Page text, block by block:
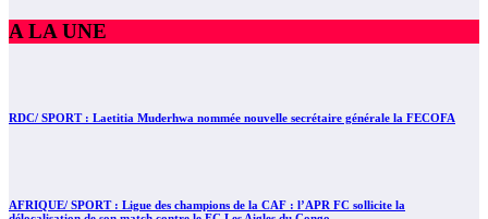
A LA UNE
RDC/ SPORT : Laetitia Muderhwa nommée nouvelle secrétaire générale la FECOFA
AFRIQUE/ SPORT : Ligue des champions de la CAF : l’APR FC sollicite la